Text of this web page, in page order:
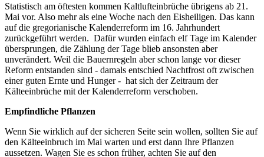
Statistisch am öftesten kommen Kaltlufteinbrüche übrigens ab 21.
Mai vor. Also mehr als eine Woche nach den Eisheiligen. Das kann
auf die gregorianische Kalenderreform im 16. Jahrhundert
zurückgeführt werden. Dafür wurden einfach elf Tage im Kalender
übersprungen, die Zählung der Tage blieb ansonsten aber
unverändert. Weil die Bauernregeln aber schon lange vor dieser
Reform entstanden sind - damals entschied Nachtfrost oft zwischen
einer guten Ernte und Hunger - hat sich der Zeitraum der
Kälteeinbrüche mit der Kalenderreform verschoben.
Empfindliche Pflanzen
Wenn Sie wirklich auf der sicheren Seite sein wollen, sollten Sie auf
den Kälteeinbruch im Mai warten und erst dann Ihre Pflanzen
aussetzen. Wagen Sie es schon früher, achten Sie auf den